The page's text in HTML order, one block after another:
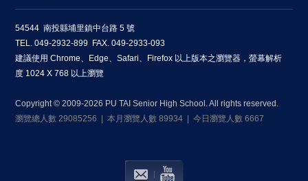
54544 南投縣埔里鎮中台路 5 號
TEL. 049-2932-899 FAX. 049-2933-093
建議使用 Chrome、Edge、Safari、Firefox 以上版本之瀏覽器，螢幕解析
度 1024 X 768 以上瀏覽
Copyright © 2009-2026 PU TAI Senior High School. All rights reserved.
瀏覽總人數 29085256 | 本月瀏覽人數 89934 | 今日瀏覽人數 6667